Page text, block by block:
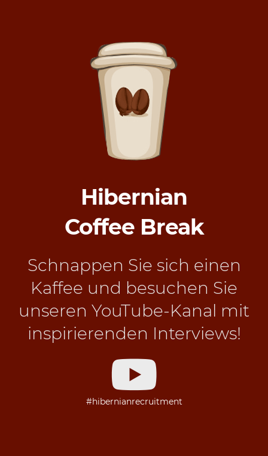
Hibernian
Coffee Break
Schnappen Sie sich einen
Kaffee und besuchen Sie
unseren YouTube-Kanal mit
inspirierenden Interviews!
#hibernianrecruitment